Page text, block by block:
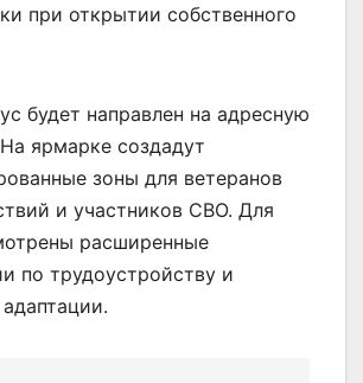
при открытии собственного
будет направлен на адресную
ярмарке создадут
зоны для ветеранов
и участников СВО. Для
расширенные
по трудоустройству и